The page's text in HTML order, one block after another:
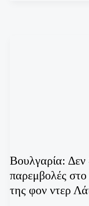
Βουλγαρία: Δεν
παρεμβολές
της φον ντερ